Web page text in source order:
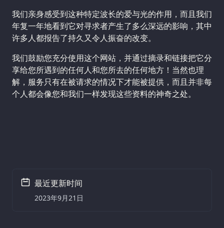
我们亲身感受到这种特定波长的爱与光的作用，而且我们
年复一年地看到它对寻求者产生了多么深远的影响，其中
许多人都报告了持久又令人振奋的改变。
我们鼓励您充分使用这个网站，并通过摘录和链接把它分
享给您所遇到的任何人和您所去的任何地方！当然也理
解，服务只有在被请求的情况下才能被提供，而且并非每
个人都会像您和我们一样发现这些资料的神奇之处。
最近更新时间
2023年9月21日